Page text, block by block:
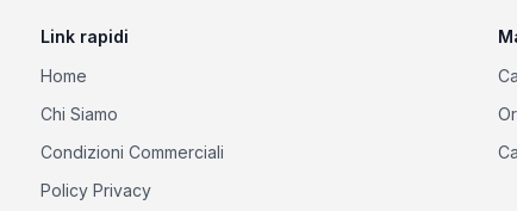
Link rapidi
Home
Chi Siamo
Condizioni Commerciali
Policy Privacy